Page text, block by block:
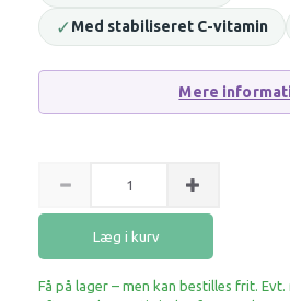
✓Med stabiliseret C-vitamin
Mere
Læg i kurv
Få på lager – men kan bestilles frit.